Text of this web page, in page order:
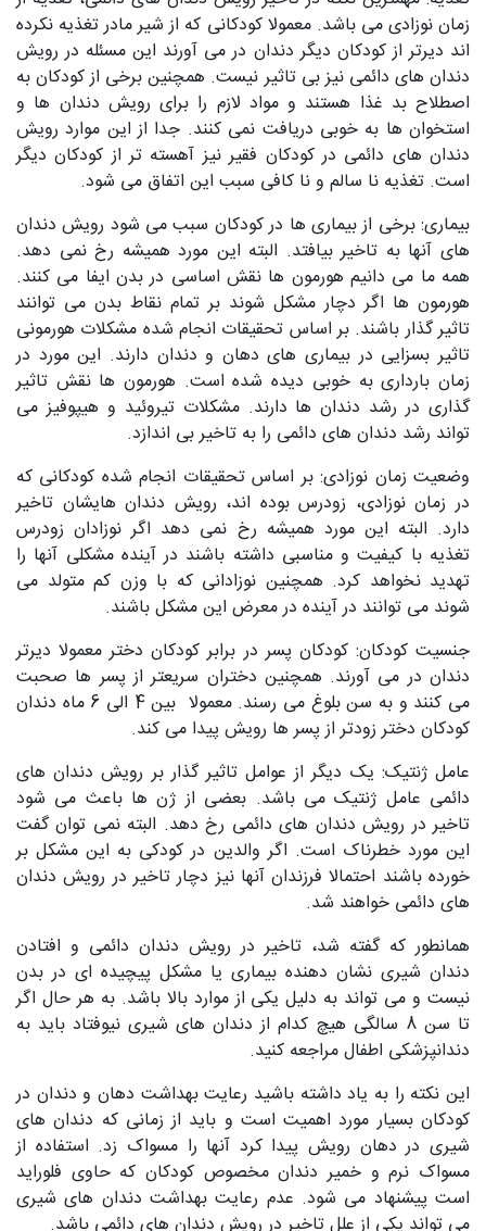
زمان نوزادی می باشد. معمولا کودکانی که از شیر مادر تغذیه نکرده
اند دیرتر از کودکان دیگر دندان در می آورند این مسئله در رویش
دندان های دائمی نیز بی تاثیر نیست. همچنین برخی از کودکان به
اصطلاح بد غذا هستند و مواد لازم را برای رویش دندان ها و
استخوان ها به خوبی دریافت نمی کنند. جدا از این موارد رویش
دندان های دائمی در کودکان فقیر نیز آهسته تر از کودکان دیگر
است. تغذیه نا سالم و نا کافی سبب این اتفاق می شود.
بیماری: برخی از بیماری ها در کودکان سبب می شود رویش دندان
های آنها به تاخیر بیافتد. البته این مورد همیشه رخ نمی دهد.
همه ما می دانیم هورمون ها نقش اساسی در بدن ایفا می کنند.
هورمون ها اگر دچار مشکل شوند بر تمام نقاط بدن می توانند
تاثیر گذار باشند. بر اساس تحقیقات انجام شده مشکلات هورمونی
تاثیر بسزایی در بیماری های دهان و دندان دارند. این مورد در
زمان بارداری به خوبی دیده شده است. هورمون ها نقش تاثیر
گذاری در رشد دندان ها دارند. مشکلات تیروئید و هیپوفیز می
تواند رشد دندان های دائمی را به تاخیر بی اندازد.
وضعیت زمان نوزادی: بر اساس تحقیقات انجام شده کودکانی که
در زمان نوزادی، زودرس بوده اند، رویش دندان هایشان تاخیر
دارد. البته این مورد همیشه رخ نمی دهد اگر نوزادان زودرس
تغذیه با کیفیت و مناسبی داشته باشند در آینده مشکلی آنها را
تهدید نخواهد کرد. همچنین نوزادانی که با وزن کم متولد می
شوند می توانند در آینده در معرض این مشکل باشند.
جنسیت کودکان: کودکان پسر در برابر کودکان دختر معمولا دیرتر
دندان در می آورند. همچنین دختران سریعتر از پسر ها صحبت
می کنند و به سن بلوغ می رسند. معمولا بین 4 الی 6 ماه دندان
کودکان دختر زودتر از پسر ها رویش پیدا می کند.
عامل ژنتیک: یک دیگر از عوامل تاثیر گذار بر رویش دندان های
دائمی عامل ژنتیک می باشد. بعضی از ژن ها باعث می شود
تاخیر در رویش دندان های دائمی رخ دهد. البته نمی توان گفت
این مورد خطرناک است. اگر والدین در کودکی به این مشکل بر
خورده باشند احتمالا فرزندان آنها نیز دچار تاخیر در رویش دندان
های دائمی خواهند شد.
همانطور که گفته شد، تاخیر در رویش دندان دائمی و افتادن
دندان شیری نشان دهنده بیماری یا مشکل پیچیده ای در بدن
نیست و می تواند به دلیل یکی از موارد بالا باشد. به هر حال اگر
تا سن 8 سالگی هیچ کدام از دندان های شیری نیوفتاد باید به
دندانپزشکی اطفال مراجعه کنید.
این نکته را به یاد داشته باشید رعایت بهداشت دهان و دندان در
کودکان بسیار مورد اهمیت است و باید از زمانی که دندان های
شیری در دهان رویش پیدا کرد آنها را مسواک زد. استفاده از
مسواک نرم و خمیر دندان مخصوص کودکان که حاوی فلوراید
است پیشنهاد می شود. عدم رعایت بهداشت دندان های شیری
می تواند یکی از علل تاخیر در رویش دندان های دائمی باشد.